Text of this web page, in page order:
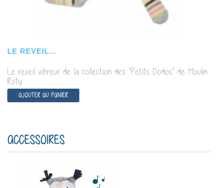
LE REVEIL...
Le reveil vibreur de la collection des "Petits Dodos" de Moulin
Roty
AJOUTER AU PANIER
ACCESSOIRES